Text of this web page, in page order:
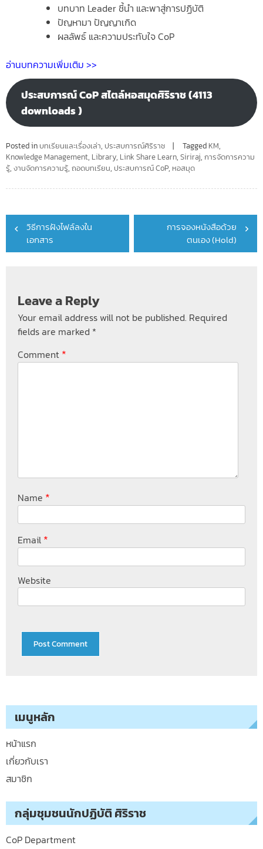
บทบาท Leader ชี้นำ และพาสู่การปฏิบัติ
ปัญหามา ปัญญาเกิด
ผลลัพธ์ และความประทับใจ CoP
อ่านบทความเพิ่มเติม >>
ประสบการณ์ CoP สไตล์หอสมุดศิริราช (4113
downloads )
Posted in บทเรียนและเรื่องเล่า, ประสบการณ์ศิริราช Tagged KM,
Knowledge Management, Library, Link Share Learn, Siriraj, การจัดการความ
รู้, งานจัดการความรู้, ถอดบทเรียน, ประสบการณ์ CoP, หอสมุด
Post
navigation
วิธีการฝังไฟล์ลงใน
เอกสาร
การจองหนังสือด้วย
ตนเอง (Hold)
Leave a Reply
Your email address will not be published. Required
fields are marked *
Comment *
Name *
Email *
Website
เมนูหลัก
หน้าแรก
เกี่ยวกับเรา
สมาชิก
กลุ่มชุมชนนักปฏิบัติ ศิริราช
CoP Department